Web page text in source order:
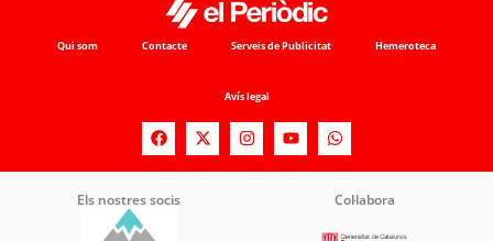
Qui som Contacte Serveis de Publicitat Hemeroteca
Avís legal
Els nostres socis Col·labora